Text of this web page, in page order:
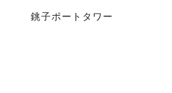
銚子ポートタワー